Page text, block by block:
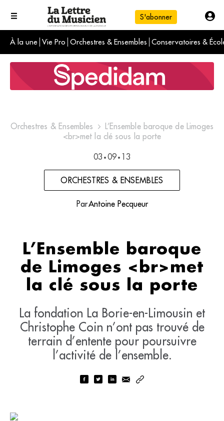
S'abonner
À la une Vie Pro Orchestres & Ensembles Conservatoires &
L'info du jour
Le numéro du mois
International
Orchestres & Ensembles
L’Ensemble baroque de Limoges
<br>met la clé sous la porte
03 • 09 • 13
ORCHESTRES & ENSEMBLES
ParAntoine Pecqueur
L’Ensemble baroque
de Limoges <br>met
la clé sous la porte
La fondation La Borie-en-Limousin et
Christophe Coin n’ont pas trouvé de
terrain d’entente pour poursuivre
l’activité de l’ensemble.